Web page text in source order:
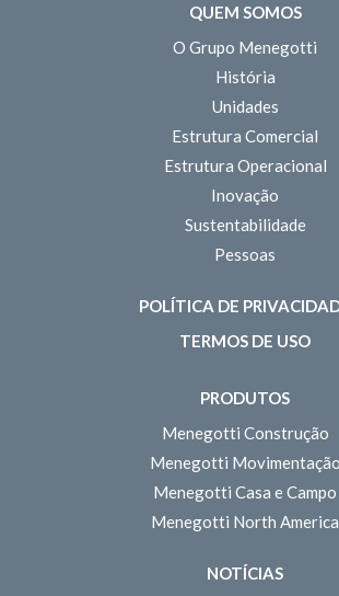
QUEM SOMOS
O Grupo Menegotti
História
Unidades
Estrutura Comercial
Estrutura Operacional
Inovação
Sustentabilidade
Pessoas
POLÍTICA DE
TERMOS DE USO
PRODUTOS
Menegotti Construção
Menegotti Movimentação
Menegotti Casa e Campo
Menegotti North America
NOTÍCIAS